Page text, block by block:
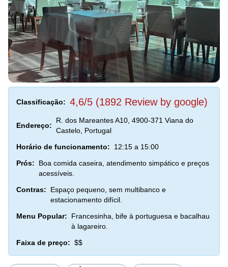
Classificação: 4,6/5 (1892 Review by google)
Endereço:
R. dos Mareantes A10, 4900-371 Viana do
Castelo, Portugal
Horário de funcionamento:
12:15 a 15:00
Prós:
Boa comida caseira, atendimento simpático e preços
acessíveis.
Contras:
Espaço pequeno, sem multibanco e
estacionamento difícil.
Menu Popular:
Francesinha, bife à portuguesa e bacalhau
à lagareiro.
Faixa de preço: $$